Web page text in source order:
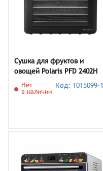
Сушка для фруктов и
овощей Polaris PFD 2402H
Pro, черный
Нет
в наличии
Код: 1015099-1